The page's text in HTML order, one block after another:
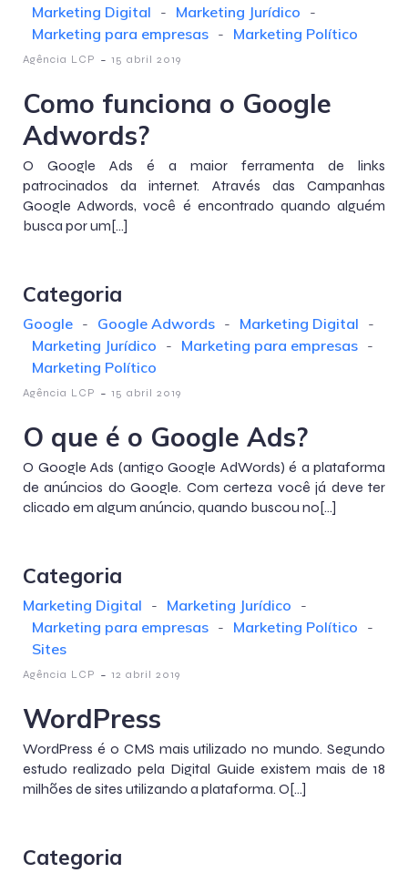
Marketing Digital - Marketing Jurídico -
Marketing para empresas - Marketing Político
Agência LCP - 15 abril 2019
Como funciona o Google
Adwords?
O Google Ads é a maior ferramenta de links
patrocinados da internet. Através das Campanhas
Google Adwords, você é encontrado quando alguém
busca por um[…]
Categoria
Google - Google Adwords - Marketing Digital -
Marketing Jurídico - Marketing para empresas -
Marketing Político
Agência LCP - 15 abril 2019
O que é o Google Ads?
O Google Ads (antigo Google AdWords) é a plataforma
de anúncios do Google. Com certeza você já deve ter
clicado em algum anúncio, quando buscou no[…]
Categoria
Marketing Digital - Marketing Jurídico -
Marketing para empresas - Marketing Político -
Sites
Agência LCP - 12 abril 2019
WordPress
WordPress é o CMS mais utilizado no mundo. Segundo
estudo realizado pela Digital Guide existem mais de 18
milhões de sites utilizando a plataforma. O[…]
Categoria